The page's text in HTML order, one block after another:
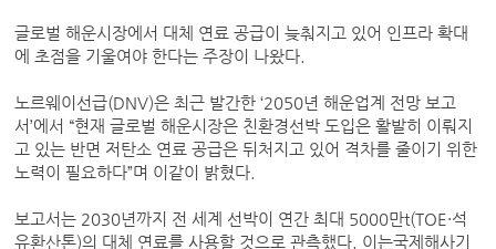
글로벌 해운시장에서 대체 연료 공급이 늦춰지고 있어 인프라 확대
에 초점을 기울여야 한다는 주장이 나왔다.
노르웨이선급(DNV)은 최근 발간한 ‘2050년 해운업계 전망 보고
서’에서 “현재 글로벌 해운시장은 친환경선박 도입은 활발히 이뤄지
고 있는 반면 저탄소 연료 공급은 뒤처지고 있어 격차를 줄이기 위한
노력이 필요하다”며 이같이 밝혔다.
보고서는 2030년까지 전 세계 선박이 연간 최대 5000만t(TOE·석
유환산톤)의 대체 연료를 사용할 것으로 관측했다. 이는국제해사기